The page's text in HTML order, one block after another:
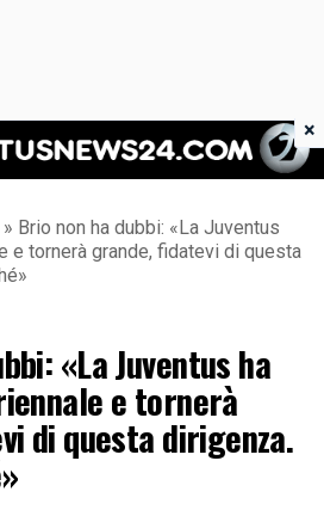
Juventus News 24
» Brio non ha dubbi: «La Juventus
e tornerà grande, fidatevi di questa
«La Juventus ha
e tornerà
di questa dirigenza.
×